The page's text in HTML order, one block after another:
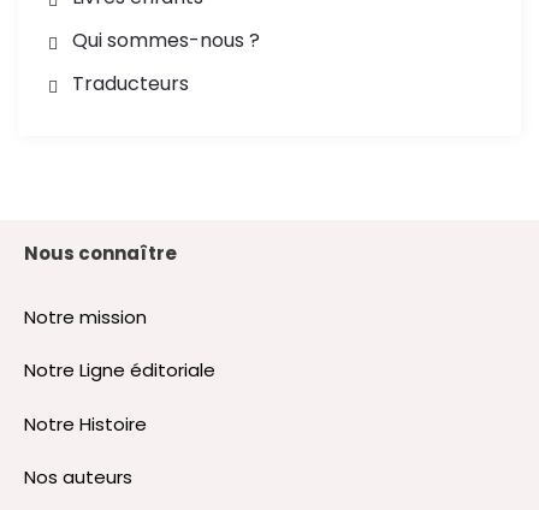
Qui sommes-nous ?
Traducteurs
Nous connaître
Notre mission
Notre Ligne éditoriale
Notre Histoire
Nos auteurs